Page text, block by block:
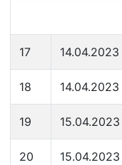
17 14.04.2023
18 14.04.2023
19 15.04.2023
20 15.04.2023